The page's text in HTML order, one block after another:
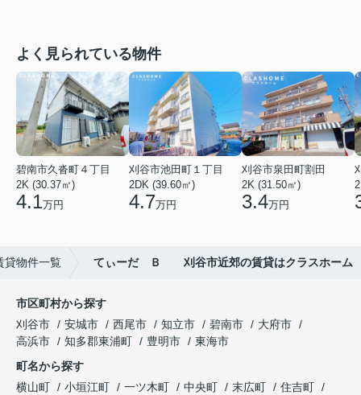
よく見られている物件
碧南市久沓町４丁目
2K (30.37㎡)
4.1万円
刈谷市池田町１丁目
2DK (39.60㎡)
4.7万円
刈谷市泉田町割田
2K (31.50㎡)
3.4万円
貸物件一覧 てぃーだ Ｂ 刈谷市近郊の賃貸はクラスホーム
市区町村から探す
刈谷市
安城市 西尾市 知立市 碧南市
大府市
高浜市
知多郡東浦町 豊明市
東海市
町名から探す
横山町
小垣江町 一ツ木町 中央町 末広町
住吉町